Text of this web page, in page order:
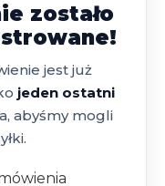
zostało
jest już
jeden ostatni
abyśmy mogli